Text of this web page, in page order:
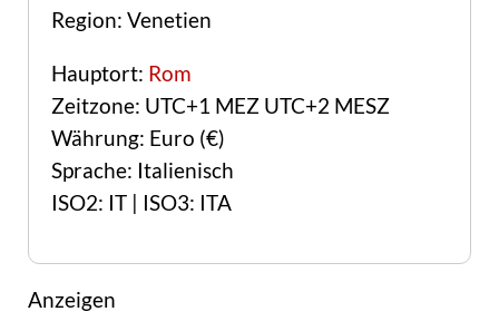
Region: Venetien
Hauptort: Rom
Zeitzone: UTC+1 MEZ UTC+2 MESZ
Währung: Euro (€)
Sprache: Italienisch
ISO2: IT | ISO3: ITA
Anzeigen